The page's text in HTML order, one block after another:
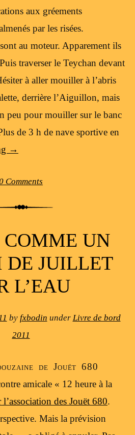
aux gréements
par les risées.
au moteur. Apparement ils
traverser le Teychan devant
à aller mouiller à l’abris
derrière l’Aiguillon, mais
peu pour mouiller sur le banc
de 3 h de nave sportive en
→
Comments
UN
DE JUILLET
L’EAU
by fxbodin under Livre de bord
2011
de Jouët 680
amicale « 12 heure à la
des Jouët 680.
Mais la prévision